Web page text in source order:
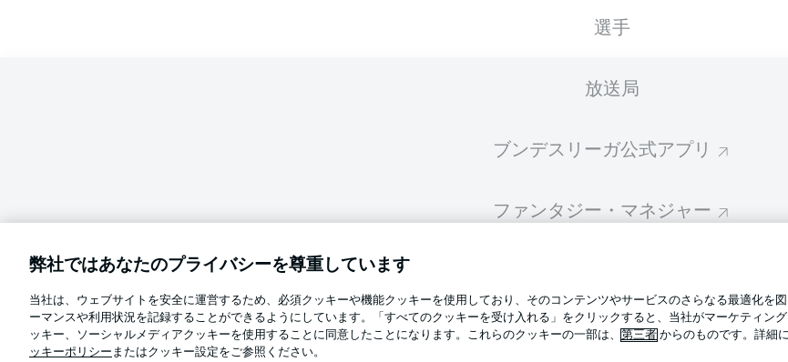
選手
放送局
ブンデスリーガ公式アプリ
ファンタジー・マネジャー
言語をお選びください
日本語
Football as it's meant to be
BUNDESLIGA APP
利
求
弊社ではあなたのプライバシーを尊重しています
当社は、ウェブサイトを安全に運営するため、必須クッキーや機能クッキーを使用しており、そのコンテンツやサービスのさらなる最適化を
ーマンスや利用状況を記録することができるようにしています。「すべてのクッキーを受け入れる」をクリックすると、当社がマーケティン
ッキー、ソーシャルメディアクッキーを使用することに同意したことになります。これらのクッキーの一部は、 第三者 からのものです。詳細
ッキーポリシー またはクッキー設定をご参照ください。